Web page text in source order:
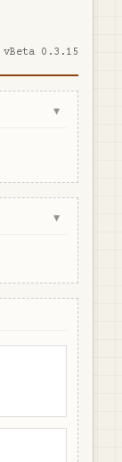
vBeta 0.3.15
▼
▼